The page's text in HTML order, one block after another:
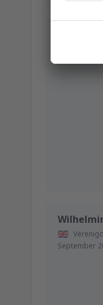
September